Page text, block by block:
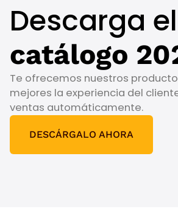
Descarga el
catálogo
Te ofrecemos nuestros
mejores la experiencia del
ventas automáticamente.
DESCÁRGALO AHORA